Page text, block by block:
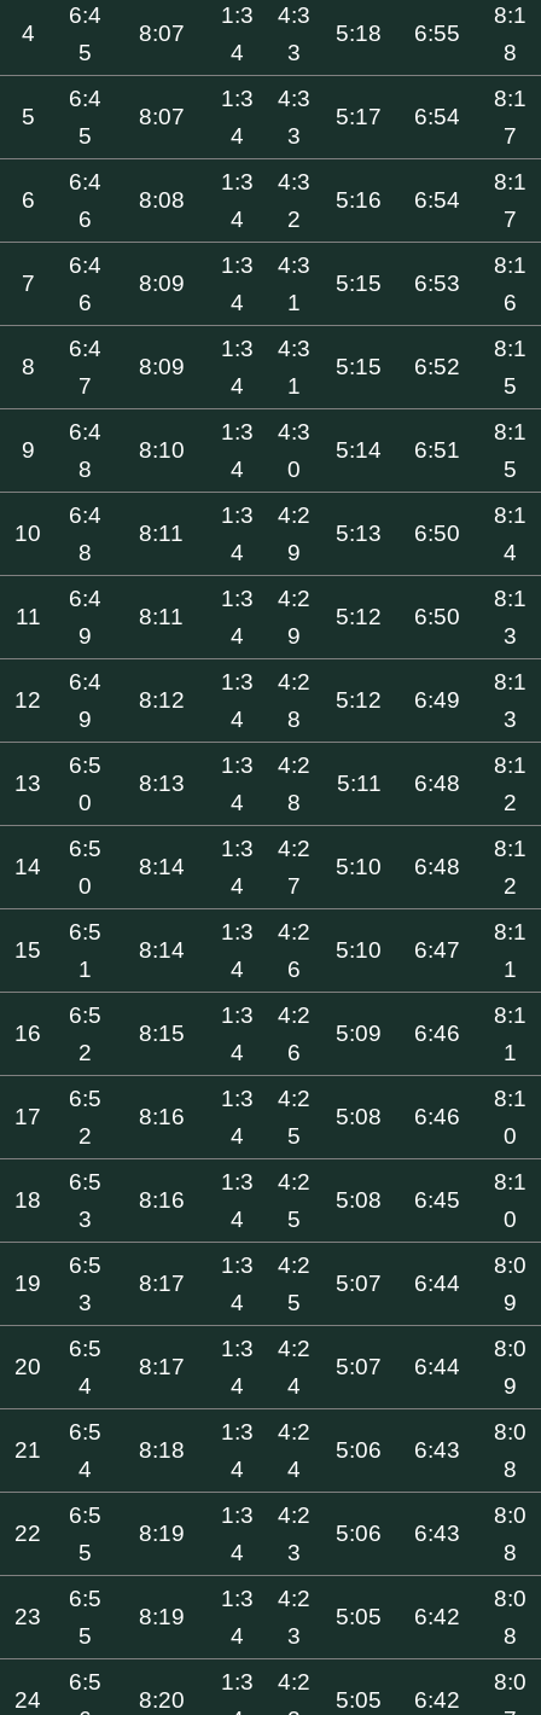
4
6:4
5
8:07
1:3
4
4:3
3
5:18 6:55
8:1
8
5
6:4
5
8:07
1:3
4
4:3
3
5:17 6:54
8:1
7
6
6:4
6
8:08
1:3
4
4:3
2
5:16 6:54
8:1
7
7
6:4
6
8:09
1:3
4
4:3
1
5:15 6:53
8:1
6
8
6:4
7
8:09
1:3
4
4:3
1
5:15 6:52
8:1
5
9
6:4
8
8:10
1:3
4
4:3
0
5:14 6:51
8:1
5
10
6:4
8
8:11
1:3
4
4:2
9
5:13 6:50
8:1
4
11
6:4
9
8:11
1:3
4
4:2
9
5:12 6:50
8:1
3
12
6:4
9
8:12
1:3
4
4:2
8
5:12 6:49
8:1
3
13
6:5
0
8:13
1:3
4
4:2
8
5:11 6:48
8:1
2
14
6:5
0
8:14
1:3
4
4:2
7
5:10 6:48
8:1
2
15
6:5
1
8:14
1:3
4
4:2
6
5:10 6:47
8:1
1
16
6:5
2
8:15
1:3
4
4:2
6
5:09 6:46
8:1
1
17
6:5
2
8:16
1:3
4
4:2
5
5:08 6:46
8:1
0
18
6:5
3
8:16
1:3
4
4:2
5
5:08 6:45
8:1
0
19
6:5
3
8:17
1:3
4
4:2
5
5:07 6:44
8:0
9
20
6:5
4
8:17
1:3
4
4:2
4
5:07 6:44
8:0
9
21
6:5
4
8:18
1:3
4
4:2
4
5:06 6:43
8:0
8
22
6:5
5
8:19
1:3
4
4:2
3
5:06 6:43
8:0
8
23
6:5
5
8:19
1:3
4
4:2
3
5:05 6:42
8:0
8
24
6:5
8:20
1:3
4:2
5:05 6:42
8:0